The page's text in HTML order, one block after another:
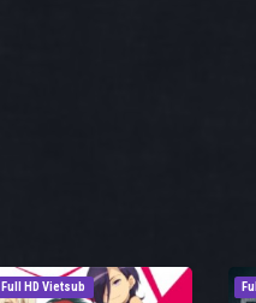
Full HD Vietsub